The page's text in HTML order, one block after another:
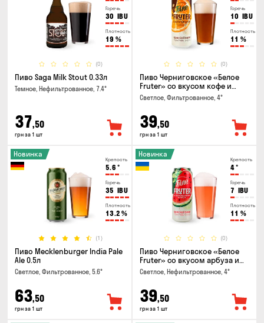
Горечь
30 IBU
Плотность
19 %
(0)
Пиво Saga Milk Stout 0.33л
Темное, Нефильтрованное, 7.4°
37,50
грн за 1 шт
Горечь
10 IBU
Плотность
11 %
(0)
Пиво Черниговское «Белое
Fruter» со вкусом кофе и
апельсина 0.5 л
Светлое, Фильтрованное, 4°
39,50
грн за 1 шт
Крепость
5.6 °
Горечь
35 IBU
Плотность
13.2 %
(1)
Новинка
Пиво Mecklenburger India Pale
Ale 0.5л
Светлое, Фильтрованное, 5.6°
63,50
грн за 1 шт
Крепость
4°
Горечь
7 IBU
Плотность
11 %
(0)
Новинка
Пиво Черниговское «Белое
Fruter» со вкусом арбуза и
мяты 0.5л
Светлое, Нефильтрованное, 4°
39,50
грн за 1 шт